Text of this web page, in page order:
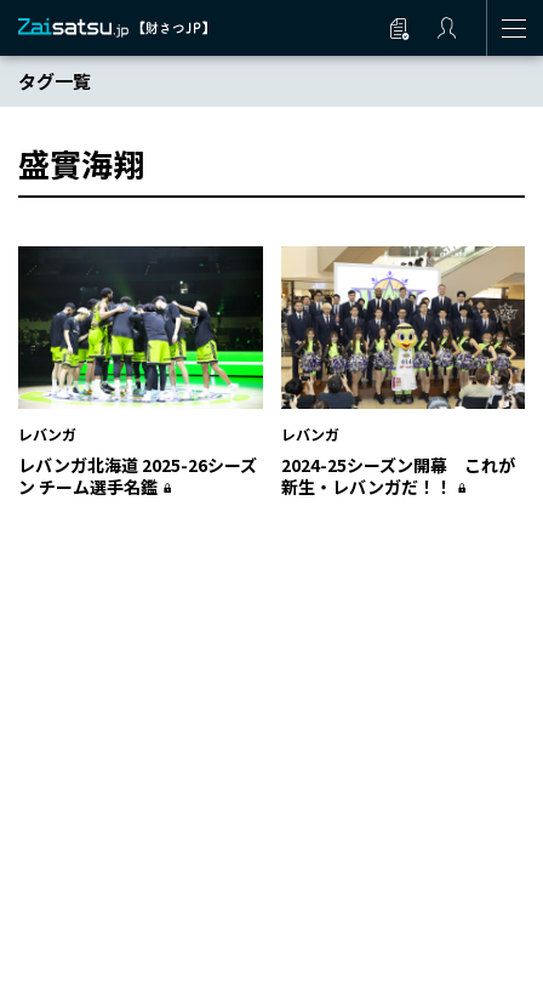
タグ一覧
盛實海翔
レバンガ
レバンガ北海道 2025-26シーズ
ン チーム選手名鑑
レバンガ
2024-25シーズン開幕 これが
新生・レバンガだ！！